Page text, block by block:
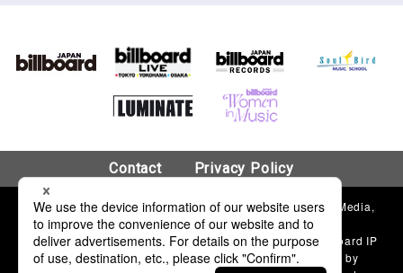
Contact Privacy Policy
© 2018 Hanshin Contents Link Corporation & Billboard Media,
LLC.
“Billboard”®, name and logo used by permission of Billboard IP
Holdings, LLC. The Billboard charts and content used by